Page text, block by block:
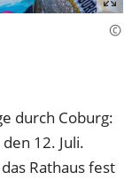
durch Coburg:
12. Juli.
Rathaus fest